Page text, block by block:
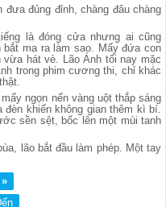
đủng đỉnh, chàng đâu chàng
là đóng cửa nhưng ai cũng
ma ra làm sao. Mấy đứa con
hát vè. Lão Ánh tối nay mặc
trong phim cương thi, chỉ khác
ngọn nến vàng uột thắp sáng
khiến không gian thêm kì bí.
sền sệt, bốc lên một mùi tanh
lão bắt đầu làm phép. Một tay
»